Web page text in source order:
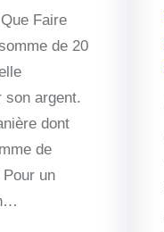
Faire
de 20
son argent.
dont
de
un